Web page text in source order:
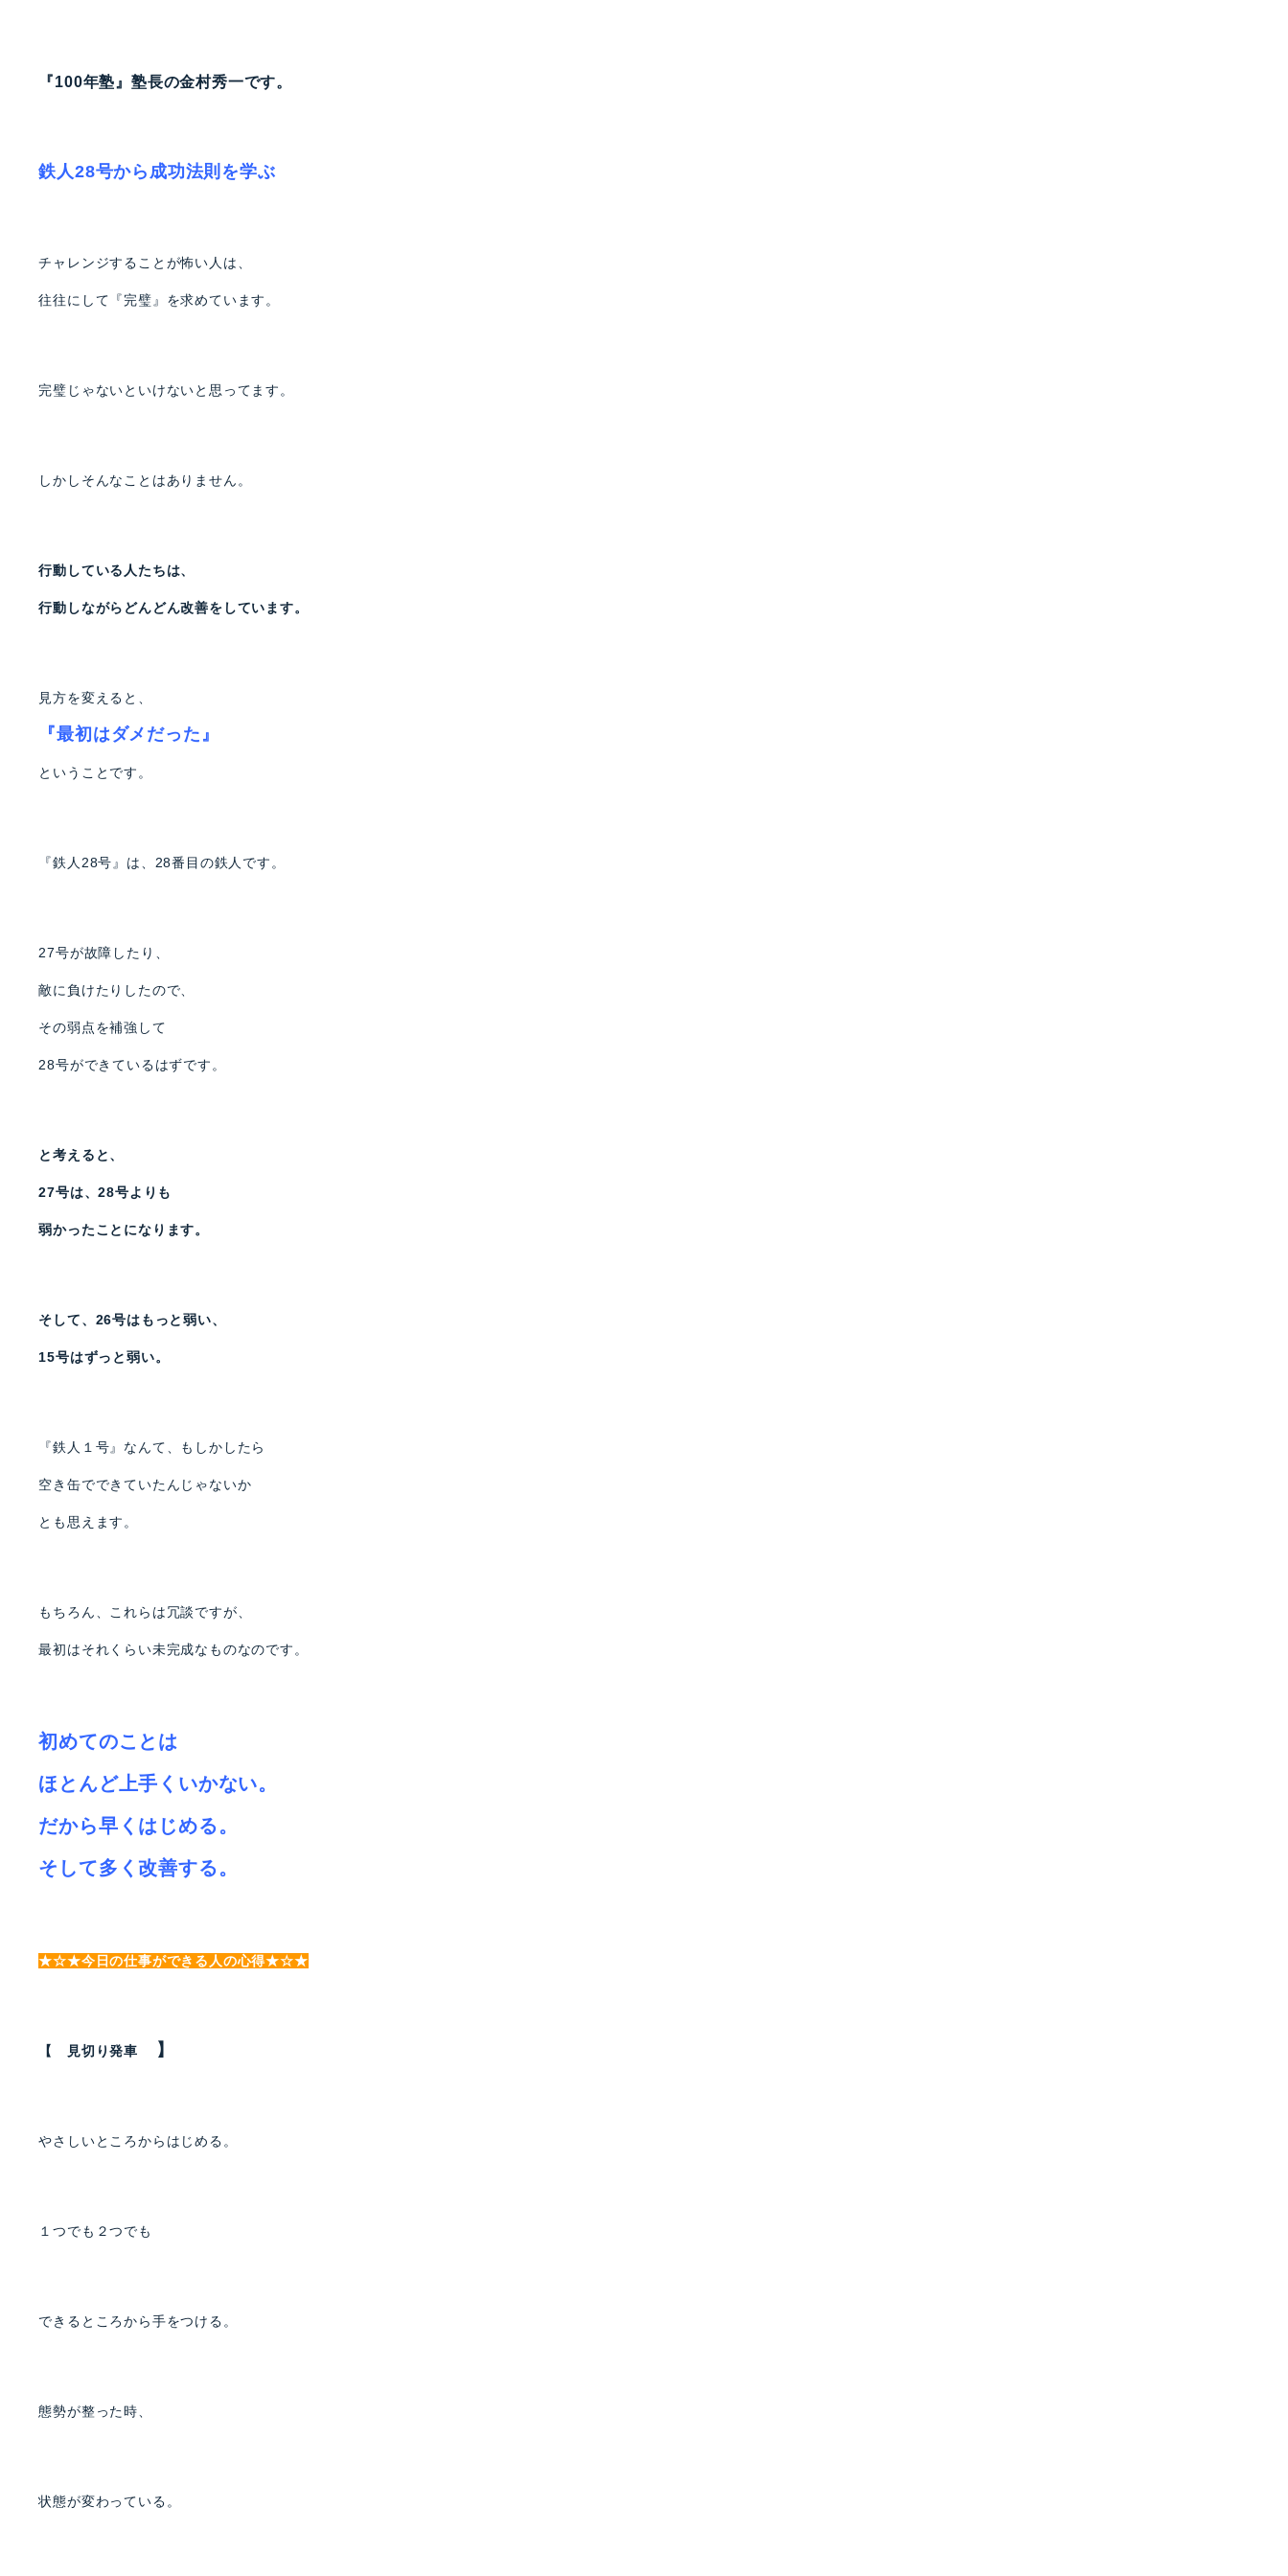
『100年塾』塾長の金村秀一です。
鉄人28号から成功法則を学ぶ
チャレンジすることが怖い人は、
往往にして『完璧』を求めています。
完璧じゃないといけないと思ってます。
しかしそんなことはありません。
行動している人たちは、
行動しながらどんどん改善をしています。
見方を変えると、
『最初はダメだった』
ということです。
『鉄人28号』は、28番目の鉄人です。
27号が故障したり、
敵に負けたりしたので、
その弱点を補強して
28号ができているはずです。
と考えると、
27号は、28号よりも
弱かったことになります。
そして、26号はもっと弱い、
15号はずっと弱い。
『鉄人１号』なんて、もしかしたら
空き缶でできていたんじゃないか
とも思えます。
もちろん、これらは冗談ですが、
最初はそれくらい未完成なものなのです。
初めてのことは
ほとんど上手くいかない。
だから早くはじめる。
そして多く改善する。
★☆★今日の仕事ができる人の心得★☆★
【 見切り発車 】
やさしいところからはじめる。
１つでも２つでも
できるところから手をつける。
態勢が整った時、
状態が変わっている。